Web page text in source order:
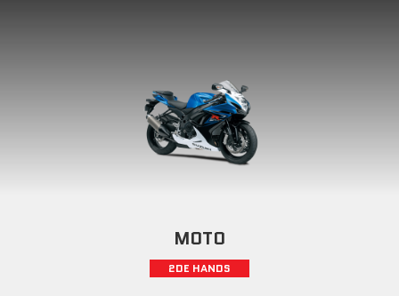
MOTO
2DE HANDS